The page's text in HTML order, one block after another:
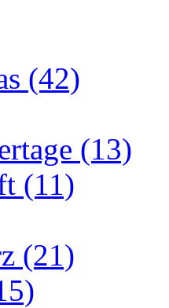
(42)
(13)
(11)
(21)